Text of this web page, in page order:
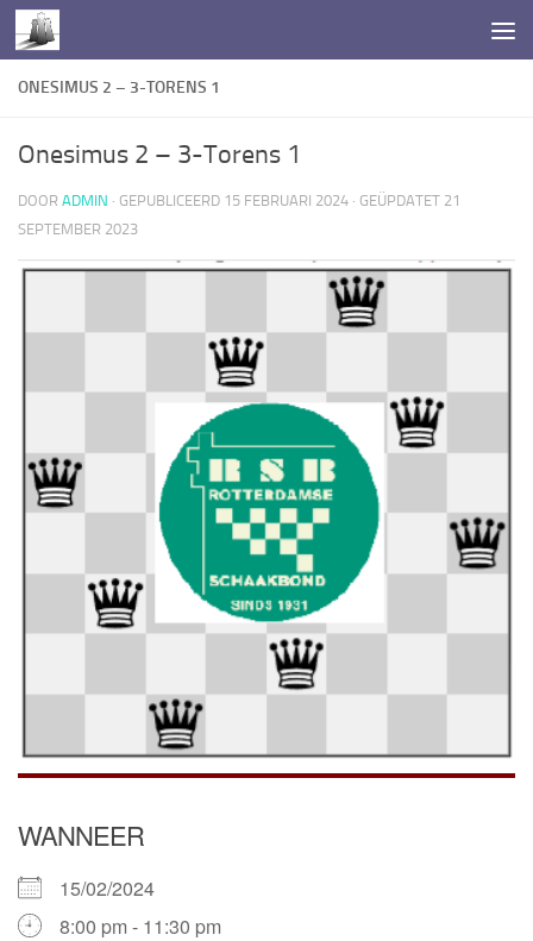
Doorgaan naar inhoud
ONESIMUS 2 – 3-TORENS 1
Onesimus 2 – 3-Torens 1
DOOR ADMIN · GEPUBLICEERD 15 FEBRUARI 2024 · GEÜPDATET 21
SEPTEMBER 2023
WANNEER
15/02/2024
8:00 pm - 11:30 pm